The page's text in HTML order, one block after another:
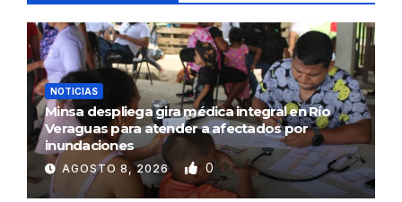
NOTICIAS
Minsa despliega gira médica integral en Río
Veraguas para atender a afectados por
inundaciones
AGOSTO 8, 2026 0